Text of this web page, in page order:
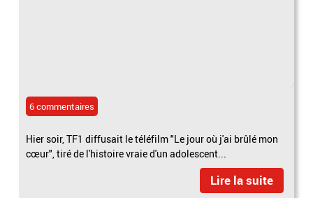
6 commentaires
Hier soir, TF1 diffusait le téléfilm "Le jour où j'ai brûlé mon
cœur", tiré de l'histoire vraie d'un adolescent...
Lire la suite